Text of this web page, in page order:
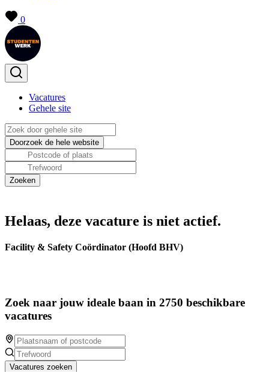
0
Vacatures
Gehele site
Helaas, deze vacature is niet actief.
Facility & Safety Coördinator (Hoofd BHV)
Zoek naar jouw ideale baan in 2750 beschikbare
vacatures
Vacatures zoeken